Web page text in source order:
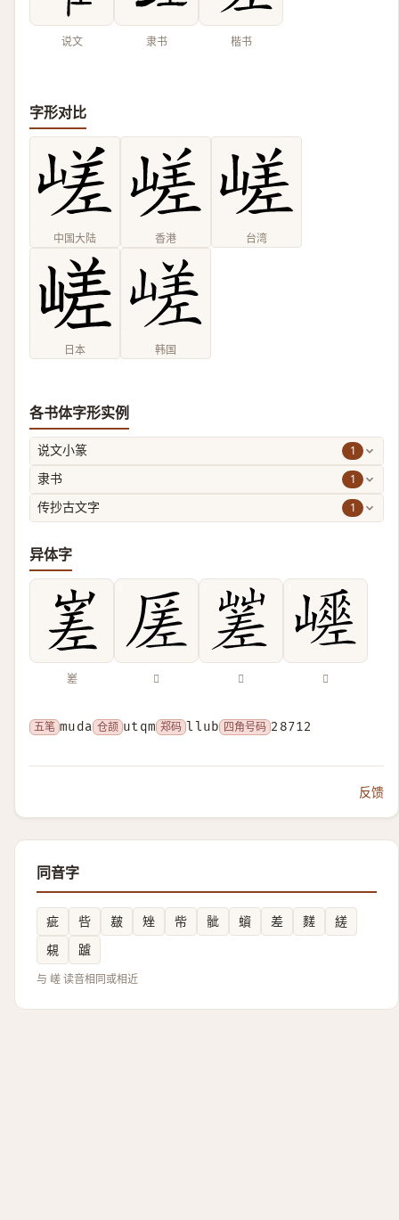
说文 隶书 楷书
字形对比
中国大陆 香港 台湾
日本 韩国
各书体字形实例
说文小篆 1
隶书 1
传抄古文字 1
异体字
嵳 𠪉 𡽓 𡾑
五笔 muda 仓颉 utqm 郑码 llub 四角号码 28712
反馈
同音字
疵 呰 㿷 矬 㠿 骴 蠀 差 䴾
縒
䙻
䠡
与 嵯 读音相同或相近